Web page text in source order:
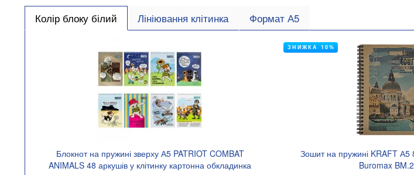
Колір блоку білий Лініювання клітинка Формат А5
Блокнот на пружині зверху А5 PATRIOT COMBAT
ANIMALS 48 аркушів у клітинку картонна обкладинка
Зошит на пружині KRAFT А5
Buromax
ЗНИЖКА 10%